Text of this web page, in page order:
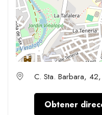
C. Sta. Barbara,
Obtener